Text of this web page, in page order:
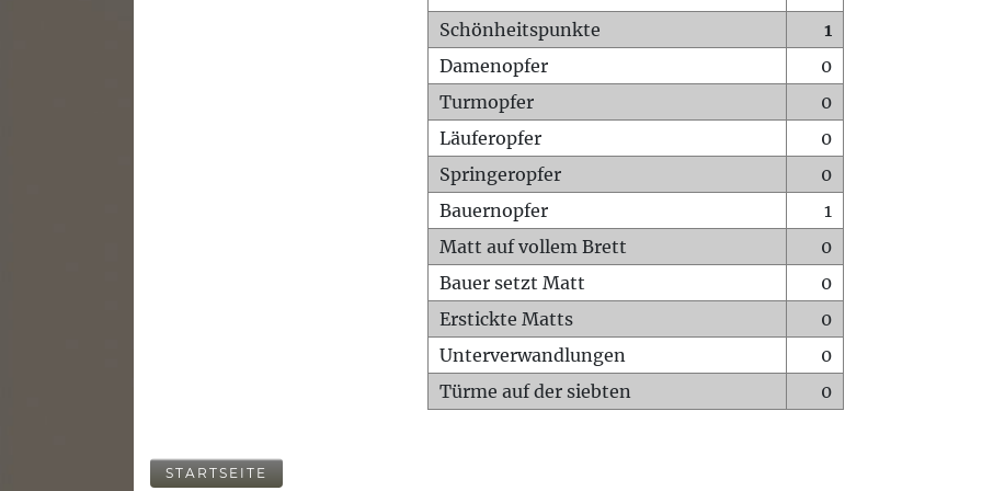
Schönheitspunkte
1
Damenopfer
0
Turmopfer
0
Läuferopfer
0
Springeropfer
0
Bauernopfer
1
Matt auf vollem Brett
0
Bauer setzt Matt
0
Erstickte Matts
0
Unterverwandlungen
0
Türme auf der siebten
0
STARTSEITE